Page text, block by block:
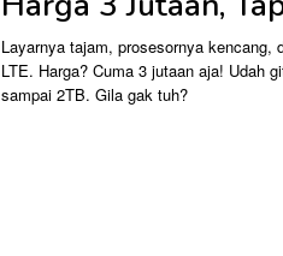
Layarnya tajam, prosesornya
LTE. Harga? Cuma 3 jutaan aja! Udah
sampai 2TB. Gila gak tuh?